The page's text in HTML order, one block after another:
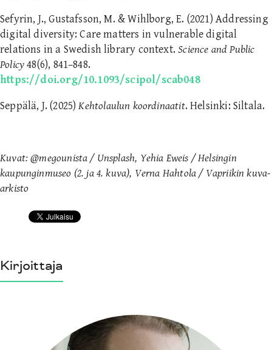
Sefyrin, J., Gustafsson, M. & Wihlborg, E. (2021) Addressing
digital diversity: Care matters in vulnerable digital
relations in a Swedish library context.Science andPublic
Policy48(6), 841–848.
https://doi.org/10.1093/scipol/scab048
Seppälä, J. (2025)Kehtolaulun koordinaatit. Helsinki: Siltala.
Kuvat: @megounista / Unsplash, Yehia Eweis / Helsingin
kaupunginmuseo (2. ja 4. kuva), Verna Hahtola / Vapriikin kuva-
arkisto
Kirjoittaja